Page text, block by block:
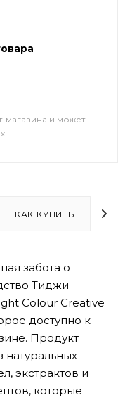
магазина и может
КАК КУПИТЬ
забота о
Тиджи
Colour Creative
доступно к
Продукт
натуральных
экстрактов и
которые